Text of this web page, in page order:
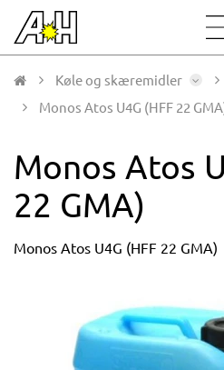
Køle og skæremidler
Monos Atos U4G (HFF 22
Monos Atos
22 GMA)
Monos Atos U4G (HFF 22 GMA)